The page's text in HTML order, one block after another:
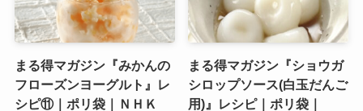
まる得マガジン『みかんの
フローズンヨーグルト』レ
シピ⑪｜ポリ袋｜ＮＨＫ
まる得マガジン『ショウガ
シロップソース(白玉だんご
用)』レシピ｜ポリ袋｜